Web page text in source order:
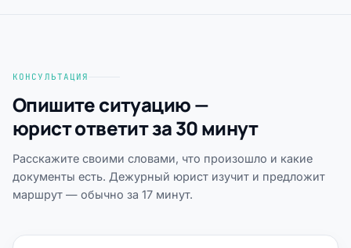
КОНСУЛЬТАЦИЯ
Опишите ситуацию —
юрист ответит за 30 минут
Расскажите своими словами, что произошло и какие
документы есть. Дежурный юрист изучит и предложит
маршрут — обычно за 17 минут.